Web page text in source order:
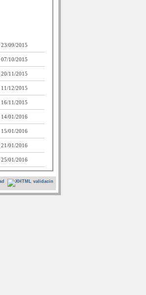
23/09/2015
07/10/2015
20/11/2015
11/12/2015
16/11/2015
14/01/2016
15/01/2016
21/01/2016
25/01/2016